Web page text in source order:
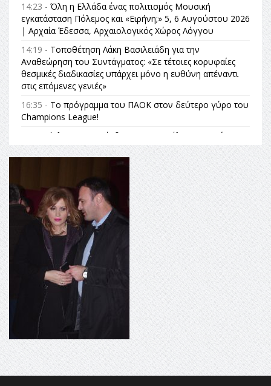
14:23 - Όλη η Ελλάδα ένας πολιτισμός Μουσική
εγκατάσταση Πόλεμος και «Ειρήνη;» 5, 6 Αυγούστου 2026
| Αρχαία Έδεσσα, Αρχαιολογικός Χώρος Λόγγου
14:19 - Τοποθέτηση Λάκη Βασιλειάδη για την
Αναθεώρηση του Συντάγματος: «Σε τέτοιες κορυφαίες
θεσμικές διαδικασίες υπάρχει μόνο η ευθύνη απέναντι
στις επόμενες γενιές»
16:35 - Το πρόγραμμα του ΠΑΟΚ στον δεύτερο γύρο του
Champions League!
Όλυμπος: Εντάχθηκε στον Κατάλογο Παγκόσμιας
Κληρονομιάς της UNESCO – Ομόφωνη η απόφαση Ο
Όλυμπος αναγνωρίστηκε ως φυσικό και πολιτιστικό
αγαθό εξέχουσας οικουμενικής αξίας για την
ανθρωπότητα
16:18 -ΕΝΟΡΙΑΚΕΣ ΚΑΛΟΚΑΙΡΙΝΕΣ ΔΡΑΣΕΙΣ ΓΙΑ ΠΑΙΔΙΑ
ΣΤΗΝ ΕΔΕΣΣΑ
16:15 -Εργασίες συντήρησης οδοφωτισμού στην Ενωτική
Οδό Σίνδου από την Περιφέρεια Κεντρικής Μακεδονίας
Λάκης Βασιλειάδης, Συνέντευξη PellaFm 103,3 για
το Μουσείο της Πέλλας, Λουτρά Πόζαρ και Χιονοδρομικό
18:09 -
Αυτό το καλοκαίρι δίνουμε ραντεβού στο πιο
όμορφο θερινό σινεμά της Ελλάδας!